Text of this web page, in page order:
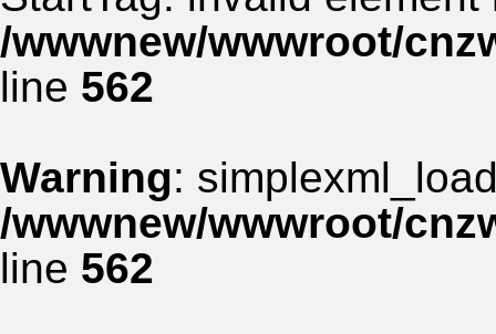
/wwwnew/wwwroot/
line 562
Warning:
/wwwnew/wwwroot/
line 562